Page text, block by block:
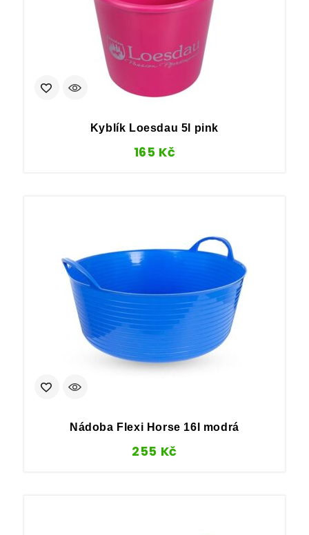
Kyblík Loesdau 5l pink
165 Kč
Nádoba Flexi Horse 16l modrá
255 Kč